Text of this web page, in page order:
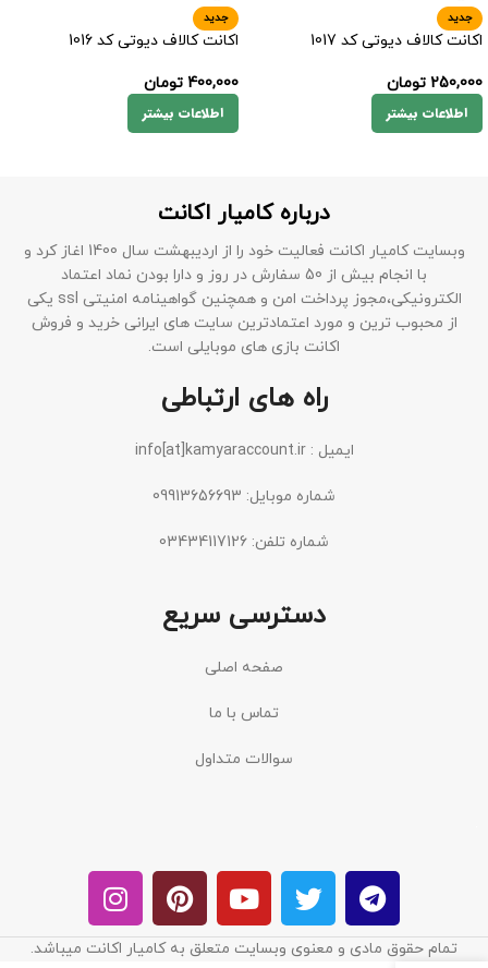
جدید
اکانت کالاف دیوتی کد 1017
250,000 تومان
اطلاعات بیشتر
جدید
اکانت کالاف دیوتی کد 1016
400,000 تومان
اطلاعات بیشتر
درباره کامیار اکانت
وبسایت کامیار اکانت فعالیت خود را از اردیبهشت سال 1400 اغاز کرد و
با انجام بیش از 50 سفارش در روز و دارا بودن نماد اعتماد
الکترونیکی،مجوز پرداخت امن و همچنین گواهینامه امنیتی ssl یکی
از محبوب ترین و مورد اعتمادترین سایت های ایرانی خرید و فروش
اکانت بازی های موبایلی است.
راه های ارتباطی
ایمیل : info[at]kamyaraccount.ir
شماره موبایل: 09913656693
شماره تلفن: 03434117126
دسترسی سریع
صفحه اصلی
تماس با ما
سوالات متداول
تمام حقوق مادی و معنوی وبسایت متعلق به کامیار اکانت میباشد.